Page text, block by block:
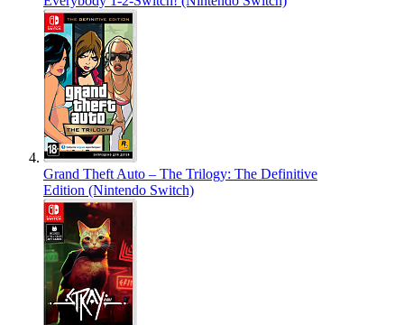
Grand Theft Auto – The Trilogy: The Definitive
Edition (Nintendo Switch)